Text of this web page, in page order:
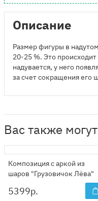
Описание
Размер фигуры в
20-25 %. Это происходит
надувается, у него
за счет сокращения его
Вас также
Композиция с аркой из
шаров "Грузовичок Лёва"
5399р.